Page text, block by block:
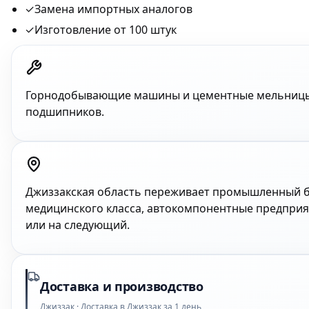
✓Замена импортных аналогов
✓Изготовление от 100 штук
Горнодобывающие машины и цементные мельницы
подшипников.
Джиззакская область переживает промышленный
медицинского класса, автокомпонентные
или на следующий.
Доставка и производство
Джиззак · Доставка в Джиззак за 1 день